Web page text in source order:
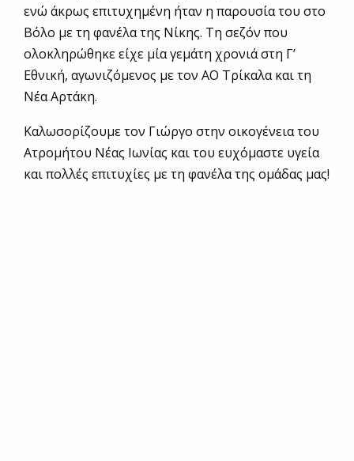
ενώ άκρως επιτυχημένη ήταν η παρουσία του στο
Βόλο με τη φανέλα της Νίκης. Τη σεζόν που
ολοκληρώθηκε είχε μία γεμάτη χρονιά στη Γ’
Εθνική, αγωνιζόμενος με τον ΑΟ Τρίκαλα και τη
Νέα Αρτάκη.
Καλωσορίζουμε τον Γιώργο στην οικογένεια του
Ατρομήτου Νέας Ιωνίας και του ευχόμαστε υγεία
και πολλές επιτυχίες με τη φανέλα της ομάδας μας!